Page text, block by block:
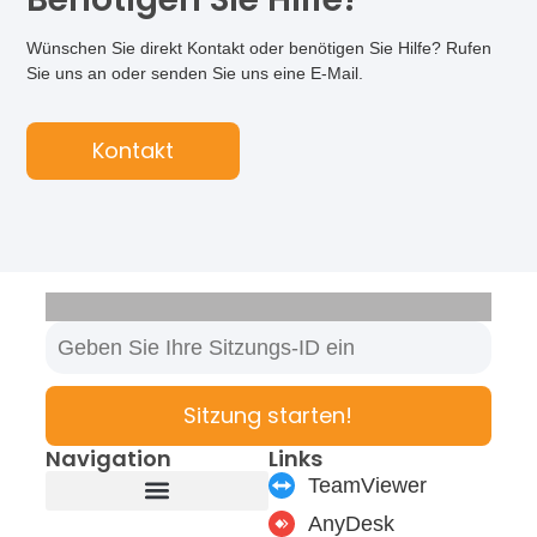
Wünschen Sie direkt Kontakt oder benötigen Sie Hilfe? Rufen
Sie uns an oder senden Sie uns eine E-Mail.
Kontakt
Navigation Links
TeamViewer
AnyDesk
Sitzung starten!